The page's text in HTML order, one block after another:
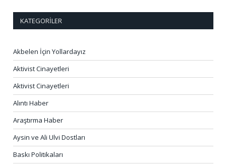
KATEGORILER
Akbelen İçin Yollardayız
Aktivist Cinayetleri
Aktivist Cinayetleri
Alıntı Haber
Araştırma Haber
Aysin ve Ali Ulvi Dostları
Baskı Politikaları